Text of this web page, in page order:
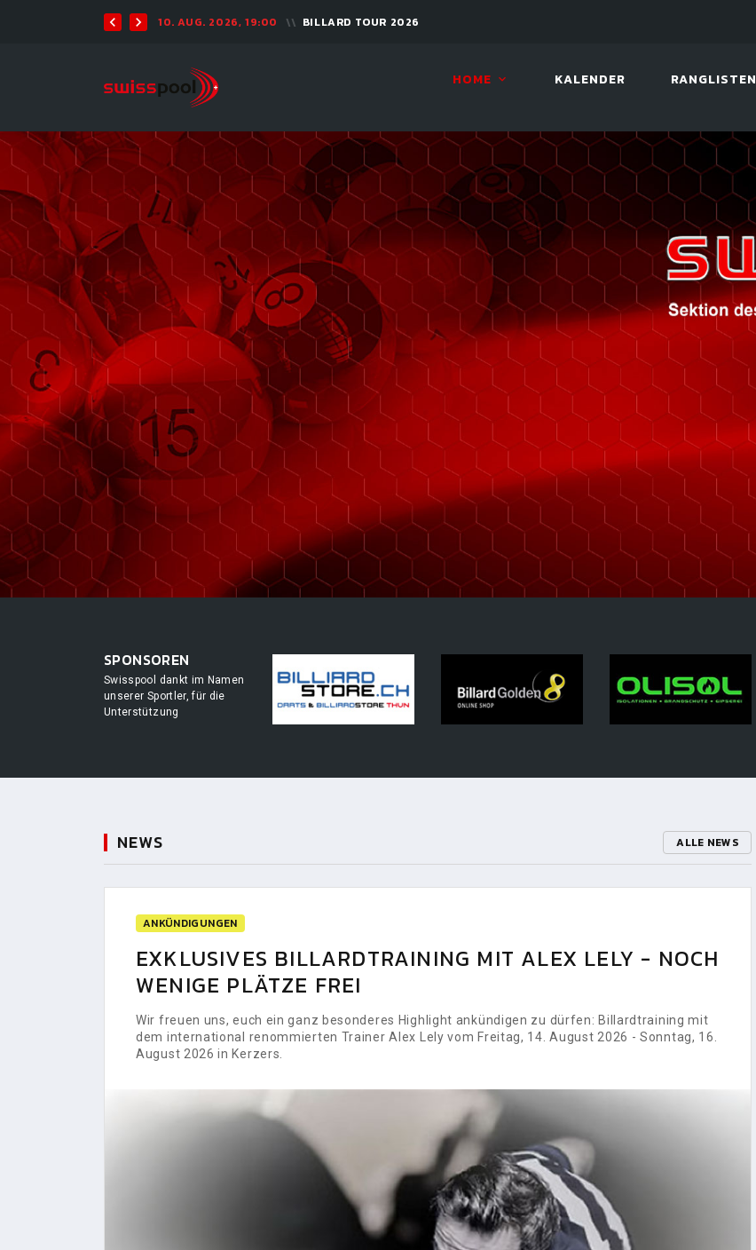
10. AUG. 2026, 19:00 BILLARD TOUR 2026
HOME KALENDER RANGLISTEN
SPONSOREN
Swisspool dankt im Namen
unserer Sportler, für die
Unterstützung
NEWS ALLE NEWS
ANKÜNDIGUNGEN
EXKLUSIVES BILLARDTRAINING MIT ALEX LELY - NOCH
WENIGE PLÄTZE FREI
Wir freuen uns, euch ein ganz besonderes Highlight ankündigen zu dürfen: Billardtraining mit
dem international renommierten Trainer Alex Lely vom Freitag, 14. August 2026 - Sonntag, 16.
August 2026 in Kerzers.